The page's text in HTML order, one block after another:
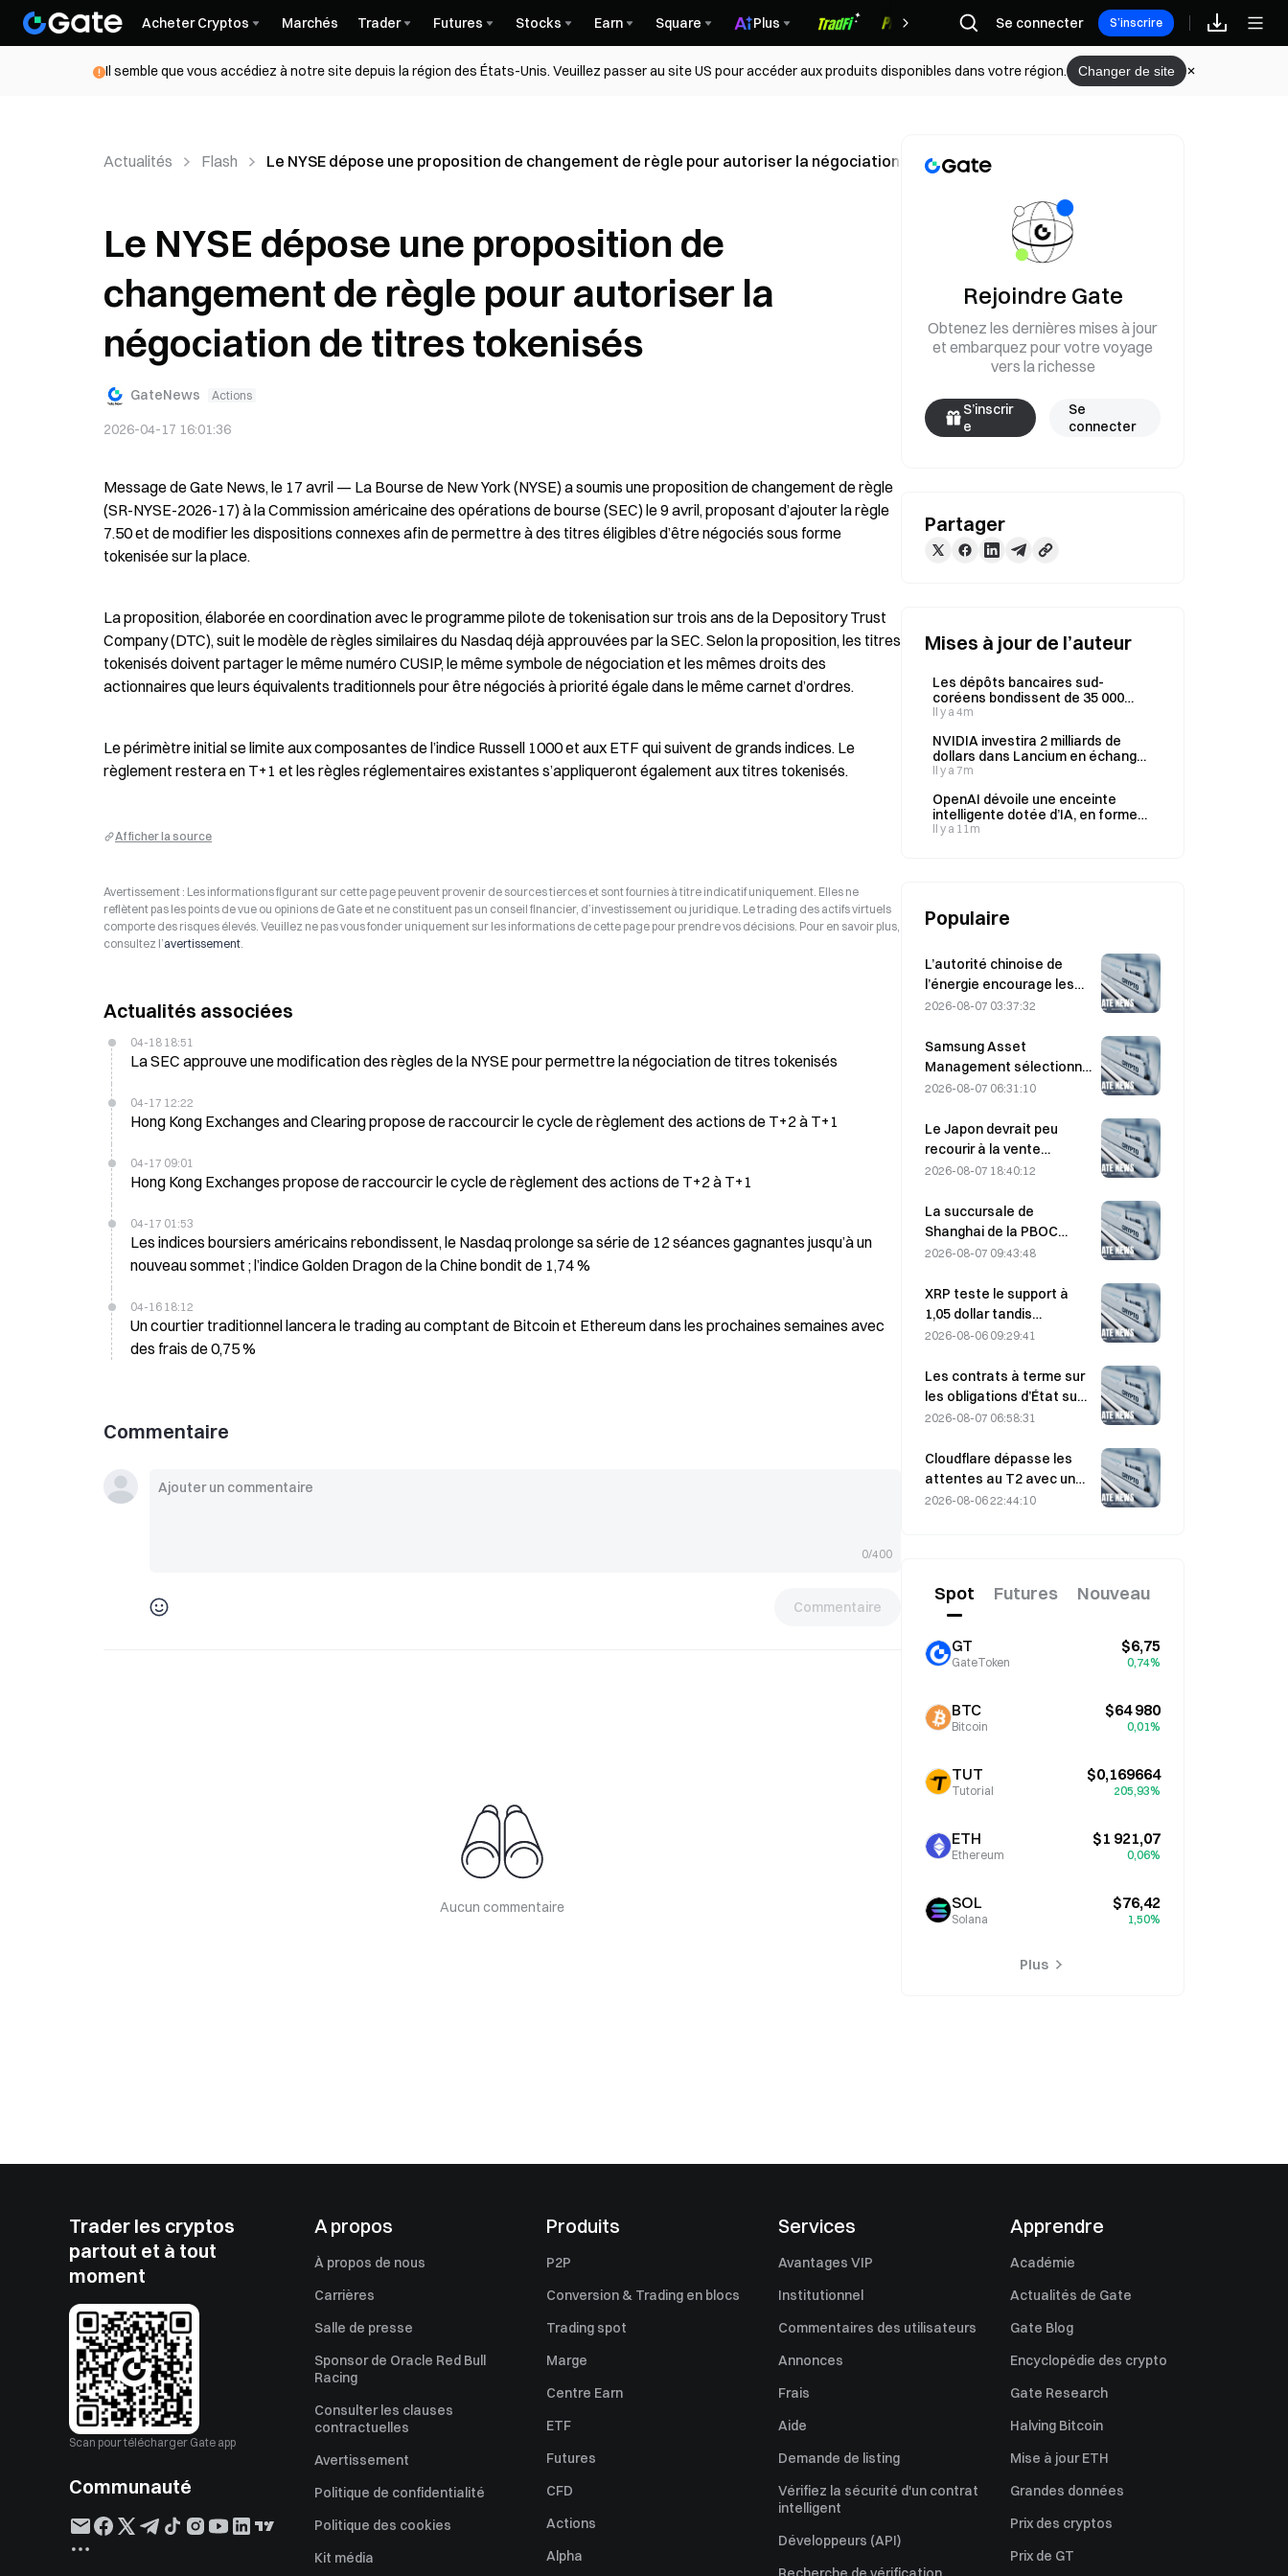
Acheter Cryptos Marchés Trader Futures Stocks Earn Square Plus Récompenses
Se connecter S’inscrire
Il semble que vous accédiez à notre site depuis la région des États-Unis. Veuillez passer au site US pour accéder aux produits disponibles dans votre région. Changer de site
Actualités Flash Le NYSE dépose une proposition de changement de règle pour autoriser la négociation de titres tokenisés
Le NYSE dépose une proposition de
changement de règle pour autoriser la
négociation de titres tokenisés
GateNews Actions
2026-04-17 16:01:36
Message de Gate News, le 17 avril — La Bourse de New York (NYSE) a soumis une proposition de changement de règle
(SR-NYSE-2026-17) à la Commission américaine des opérations de bourse (SEC) le 9 avril, proposant d’ajouter la règle
7.50 et de modifier les dispositions connexes afin de permettre à des titres éligibles d’être négociés sous forme
tokenisée sur la place.
La proposition, élaborée en coordination avec le programme pilote de tokenisation sur trois ans de la Depository Trust
Company (DTC), suit le modèle de règles similaires du Nasdaq déjà approuvées par la SEC. Selon la proposition, les titres
tokenisés doivent partager le même numéro CUSIP, le même symbole de négociation et les mêmes droits des
actionnaires que leurs équivalents traditionnels pour être négociés à priorité égale dans le même carnet d’ordres.
Le périmètre initial se limite aux composantes de l’indice Russell 1000 et aux ETF qui suivent de grands indices. Le
règlement restera en T+1 et les règles réglementaires existantes s’appliqueront également aux titres tokenisés.
Afficher la source
Avertissement : Les informations figurant sur cette page peuvent provenir de sources tierces et sont fournies à titre indicatif uniquement. Elles ne
reflètent pas les points de vue ou opinions de Gate et ne constituent pas un conseil financier, d’investissement ou juridique. Le trading des actifs virtuels
comporte des risques élevés. Veuillez ne pas vous fonder uniquement sur les informations de cette page pour prendre vos décisions. Pour en savoir plus,
consultez l’avertissement.
Actualités associées
04-18 18:51
La SEC approuve une modification des règles de la NYSE pour permettre la négociation de titres tokenisés
04-17 12:22
Hong Kong Exchanges and Clearing propose de raccourcir le cycle de règlement des actions de T+2 à T+1
04-17 09:01
Hong Kong Exchanges propose de raccourcir le cycle de règlement des actions de T+2 à T+1
04-17 01:53
Les indices boursiers américains rebondissent, le Nasdaq prolonge sa série de 12 séances gagnantes jusqu’à un
nouveau sommet ; l’indice Golden Dragon de la Chine bondit de 1,74 %
04-16 18:12
Un courtier traditionnel lancera le trading au comptant de Bitcoin et Ethereum dans les prochaines semaines avec
des frais de 0,75 %
Commentaire
0/400
Commentaire
Aucun commentaire
Rejoindre Gate
Obtenez les dernières mises à jour
et embarquez pour votre voyage
vers la richesse
S’inscrir
e
Se
connecter
Partager
Mises à jour de l’auteur
Les dépôts bancaires sud-
coréens bondissent de 35 000
milliards de wons en un mois,
marchés boursiers s’envole
Il y a 4m
NVIDIA investira 2 milliards de
dollars dans Lancium en échange
d’une participation de 20 % dans
centres de données.
Il y a 7m
OpenAI dévoile une enceinte
intelligente dotée d’IA, en forme
de donut, vendue entre 300 et 400
Il y a 11m
Populaire
L’autorité chinoise de
l’énergie encourage les
avancées dans les semi-
puissance et les
équipements UHV
2026-08-07 03:37:32
Samsung Asset
Management sélectionne
3 partenaires de capital-
l’allocation d’un fonds de
90 milliards de KRW
2026-08-07 06:31:10
Le Japon devrait peu
recourir à la vente
d’obligations du Trésor
pour intervenir ; l’impact
sur les rendements à long
terme serait limité.
2026-08-07 18:40:12
La succursale de
Shanghai de la PBOC
réaffirme la répression
de sa conférence de
travail du 4 août
2026-08-07 09:43:48
XRP teste le support à
1,05 dollar tandis
qu’Ethereum se maintient
contexte de faible volume
2026-08-06 09:29:41
Les contrats à terme sur
les obligations d’État sud-
coréennes à 3 ans et à 10
avant l’adjudication
prévue la semaine
prochaine.
2026-08-07 06:58:31
Cloudflare dépasse les
attentes au T2 avec un
chiffre d’affaires de 696,1
2026-08-06 22:44:10
Spot Futures Nouveau
GT
GateToken
$6,75
0,74%
BTC
Bitcoin
$64 980
0,01%
TUT
Tutorial
$0,169664
205,93%
ETH
Ethereum
$1 921,07
0,06%
SOL
Solana
$76,42
1,50%
Plus
Trader les cryptos
partout et à tout
moment
Scan pour télécharger Gate app
Communauté
A propos
À propos de nous
Carrières
Salle de presse
Sponsor de Oracle Red Bull
Racing
Consulter les clauses
contractuelles
Avertissement
Politique de confidentialité
Politique des cookies
Kit média
Produits
P2P
Conversion & Trading en blocs
Trading spot
Marge
Centre Earn
ETF
Futures
CFD
Actions
Alpha
Services
Avantages VIP
Institutionnel
Commentaires des utilisateurs
Annonces
Frais
Aide
Demande de listing
Vérifiez la sécurité d'un contrat
intelligent
Développeurs (API)
Apprendre
Académie
Actualités de Gate
Gate Blog
Encyclopédie des crypto
Gate Research
Halving Bitcoin
Mise à jour ETH
Grandes données
Prix des cryptos
Prix de GT